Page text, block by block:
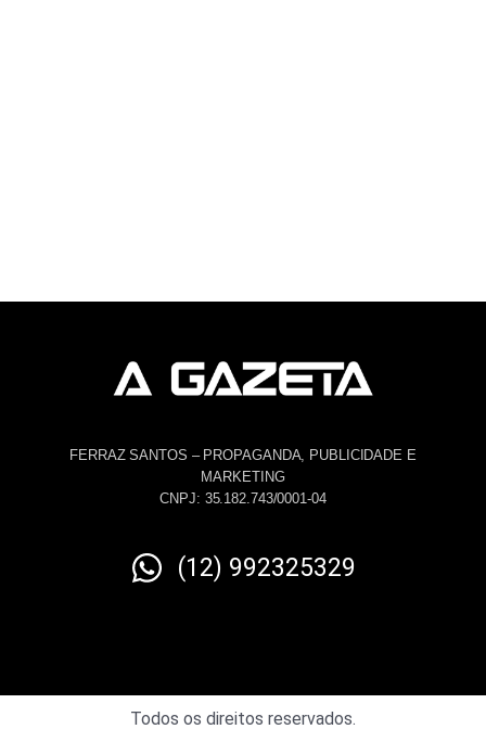
FERRAZ SANTOS – PROPAGANDA, PUBLICIDADE E
MARKETING
CNPJ: 35.182.743/0001-04
(12) 992325329
Todos os direitos reservados.